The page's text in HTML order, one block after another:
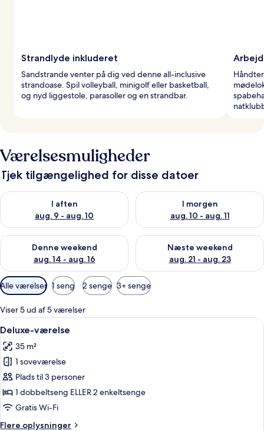
Strandlyde inkluderet
Sandstrande venter på dig ved denne all-inclusive
strandoase. Spil volleyball, minigolf eller basketball,
og nyd liggestole, parasoller og en strandbar.
Værelsesmuligheder
Tjek tilgængelighed for disse datoer
I aften
aug. 9 - aug. 10
Tjek tilgængelighed for i aften aug. 9 - aug. 10
I morgen
aug. 10 - aug. 11
Tjek tilgængelighed for i
Denne weekend
aug. 14 - aug. 16
Tjek tilgængelighed for denne weekend aug. 14 - aug. 16
Næste weekend
aug. 21 - aug. 23
Tjek tilgængelighed for næste
Tilgængelige
filtre
for
værelser
Alle værelser 1 seng 2 senge 3+ senge
Viser 5 ud af 5 værelser
Indlæs
alle
billeder
af
Deluxe-
værelse
Gratis minibar, pengeskab på
9
Deluxe-værelse
35 m²
1 soveværelse
Plads til 3 personer
1 dobbeltseng ELLER 2 enkeltsenge
Gratis Wi-Fi
Flere oplysninger
Flere